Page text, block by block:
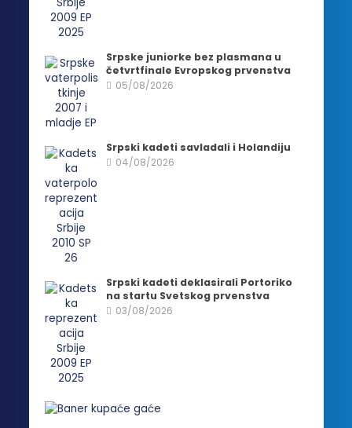
Srpske juniorke bez plasmana u
četvrtfinale Evropskog prvenstva
05/08/2026
Srpski kadeti savladali i Holandiju
04/08/2026
Srpski kadeti deklasirali Portoriko
na startu Svetskog prvenstva
03/08/2026